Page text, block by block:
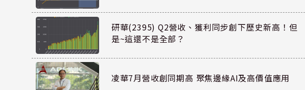
研華(2395) Q2營收、獲利同步創下歷史新高！但
是~這還不是全部？
凌華7月營收創同期高 聚焦邊緣AI及高價值應用